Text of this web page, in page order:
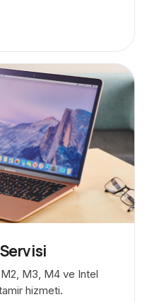
M3, M4 ve Intel
hizmeti.